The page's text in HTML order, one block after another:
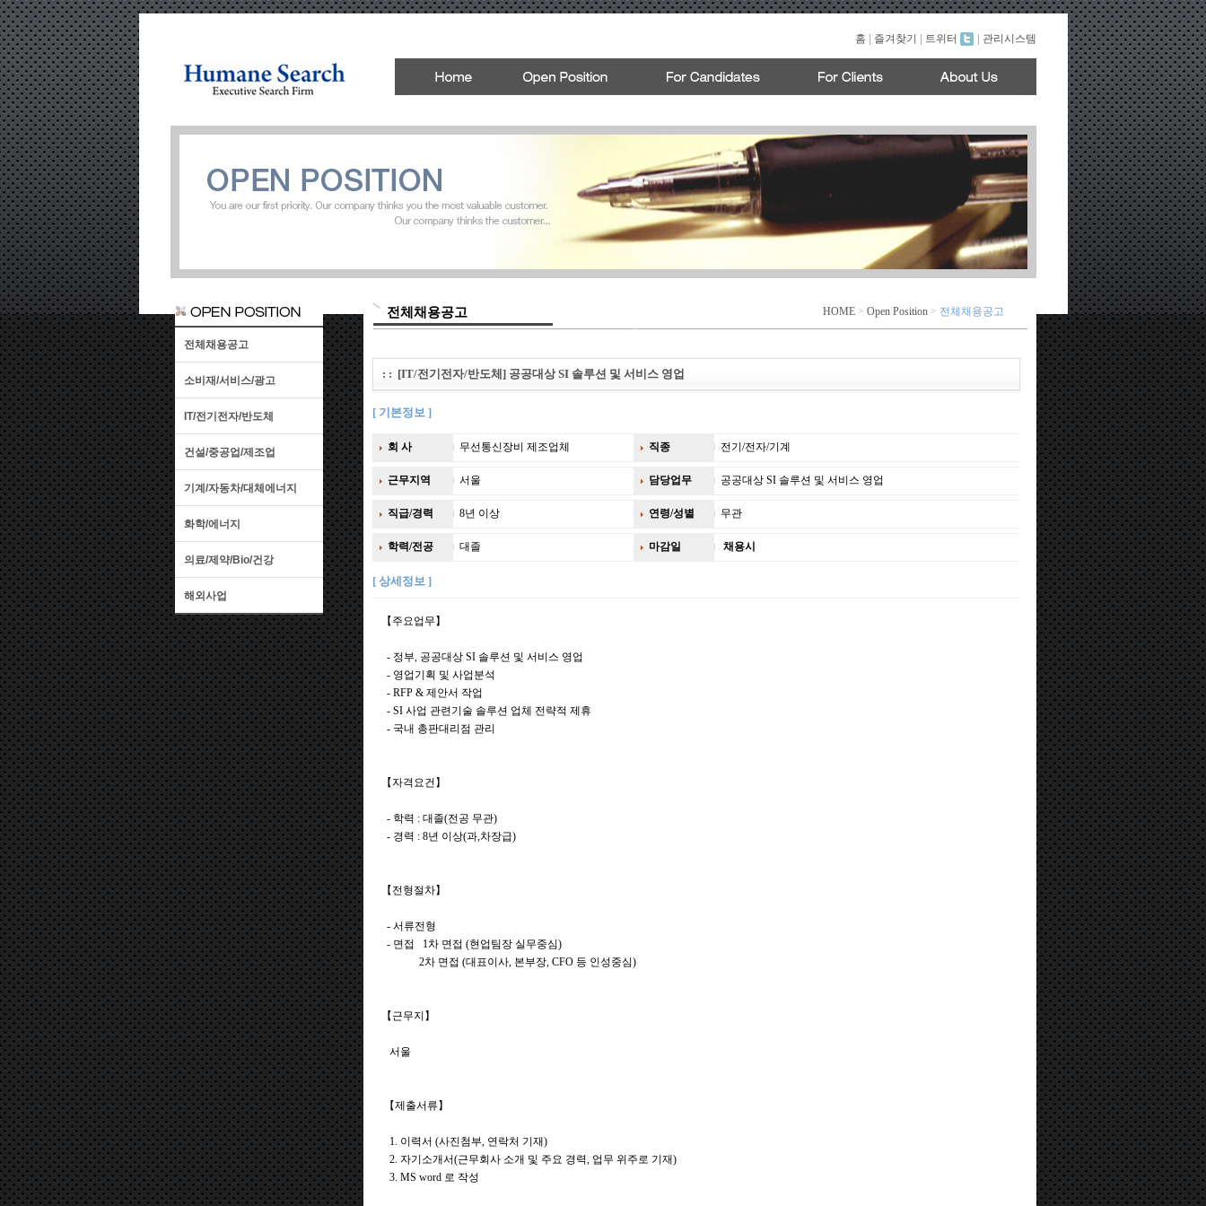
홈 즐겨찾기 트위터 관리시스템
전체채용공고
소비재/서비스/광고
IT/전기전자/반도체
건설/중공업/제조업
기계/자동차/대체에너지
화학/에너지
의료/제약/Bio/건강
해외사업
전체채용공고 HOME> Open Position> 전체채용공고
: : [IT/전기전자/반도체] 공공대상 SI 솔루션 및 서비스 영업
[ 기본정보 ]
회 사 무선통신장비 제조업체 직종 전기/전자/기계
근무지역 서울 담당업무 공공대상 SI 솔루션 및 서비스 영업
직급/경력 8년 이상 연령/성별 무관
학력/전공 대졸 마감일 채용시
[ 상세정보 ]
【주요업무】
- 정부, 공공대상 SI 솔루션 및 서비스 영업
- 영업기획 및 사업분석
- RFP & 제안서 작업
- SI 사업 관련기술 솔루션 업체 전략적 제휴
- 국내 총판대리점 관리
【자격요건】
- 학력 : 대졸(전공 무관)
- 경력 : 8년 이상(과,차장급)
【전형절차】
- 서류전형
- 면접 1차 면접 (현업팀장 실무중심)
2차 면접 (대표이사, 본부장, CFO 등 인성중심)
【근무지】
서울
【제출서류】
1. 이력서 (사진첨부, 연락처 기재)
2. 자기소개서(근무회사 소개 및 주요 경력, 업무 위주로 기재)
3. MS word 로 작성